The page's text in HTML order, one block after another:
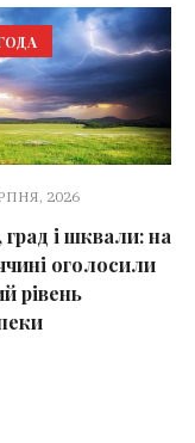
2026
град і шквали: на
оголосили
рівень